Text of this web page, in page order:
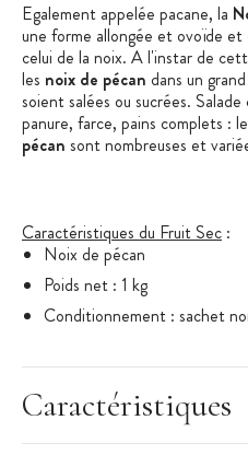
Egalement appelée pacane, la
une forme allongée et ovoïde
celui de la noix. A l'instar de
les noix de pécan dans un
soient salées ou sucrées.
panure, farce, pains complets :
pécan sont nombreuses et
Caractéristiques du Fruit Sec :
Noix de pécan
Poids net : 1 kg
Conditionnement : sachet
Caractéristiques